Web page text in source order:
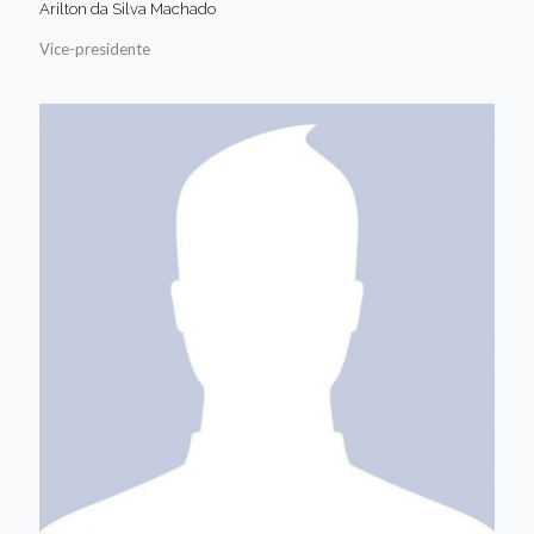
Arilton da Silva Machado
Vice-presidente